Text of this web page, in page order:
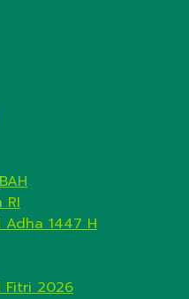
RI
1447 H
Fitri 2026